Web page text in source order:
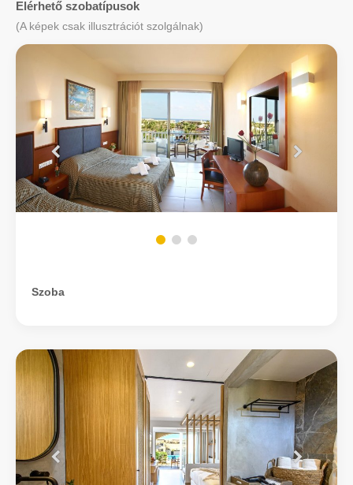
Elérhető szobatípusok
(A képek csak illusztrációt szolgálnak)
Szoba